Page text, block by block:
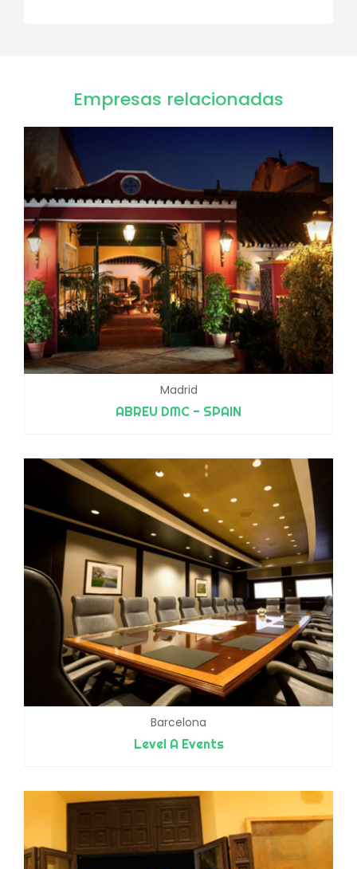
Empresas relacionadas
Madrid
ABREU DMC - SPAIN
Barcelona
Level A Events